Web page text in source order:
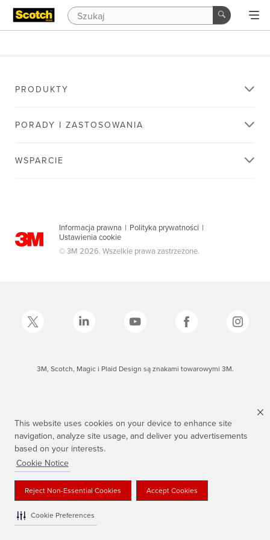
This website uses cookies on your device to enhance site
navigation, analyze site usage, and deliver you advertisements
based on your interests.
Cookie Notice
Reject Non-Essential Cookies Accept Cookies
Cookie Preferences
PRODUKTY
PORADY I ZASTOSOWANIA
WSPARCIE
Informacja prawna | Polityka prywatności |
Ustawienia cookie
© 3M 2026. Wszelkie prawa zastrzeżone.
3M, Scotch, Magic i Plaid Design są znakami towarowymi 3M.